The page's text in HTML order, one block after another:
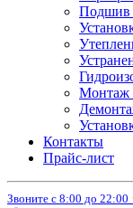
Подшив
Монтаж
Контакты
Прайс-лист
Звоните с 8:00 до 22:00